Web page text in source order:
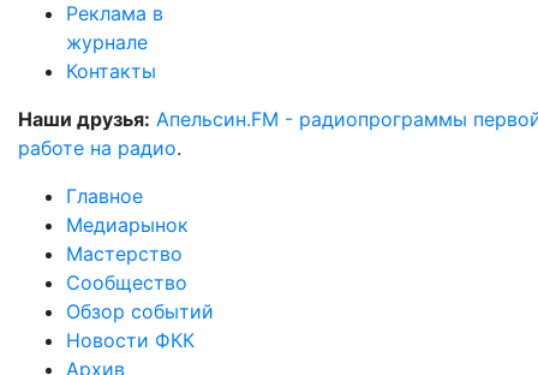
Реклама в
журнале
Контакты
Наши друзья: Апельсин.FM - радиопрограммы
работе на радио.
Главное
Медиарынок
Мастерство
Сообщество
Обзор событий
Новости ФКК
Архив